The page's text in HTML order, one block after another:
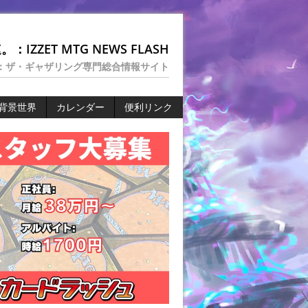
：IZZET MTG NEWS FLASH
ザ・ギャザリング専門総合情報サイト
景世界 カレンダー 便利リンク